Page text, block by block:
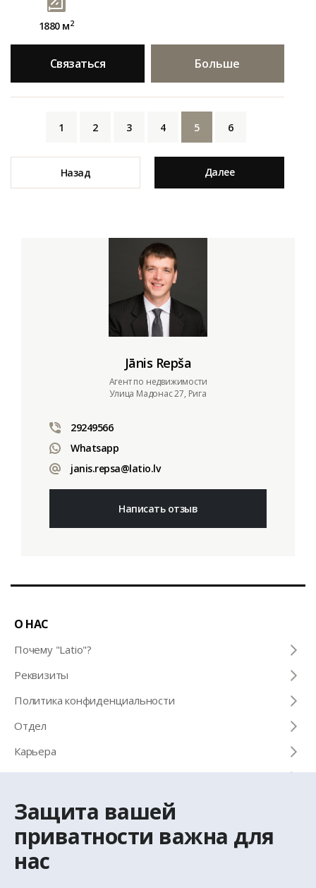
Защита вашей
приватности важна для
нас
1880 м2
Связаться Больше
1 2 3 4 5 6
Назад Далее
Jānis Repša
Aгент по недвижимости
Улица Мадонас 27, Рига
29249566
Whatsapp
janis.repsa@latio.lv
Написать отзыв
О НАС
Почему "Latio"?
Pеквизиты
Политика конфиденциальности
Отдел
Карьера
Черно-белый календарь
Снимать или покупать
КОНТАКТЫ